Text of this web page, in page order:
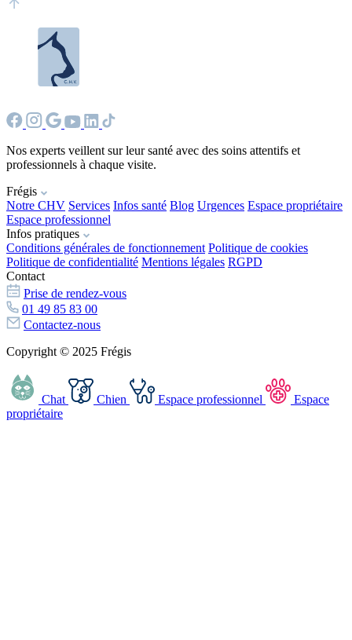
Nos experts veillent sur leur santé avec des soins attentifs et
professionnels à chaque visite.
Frégis
Notre CHV Services Infos santé Blog Urgences Espace propriétaire
Espace professionnel
Infos pratiques
Conditions générales de fonctionnement Politique de cookies
Politique de confidentialité Mentions légales RGPD
Contact
Prise de rendez-vous
01 49 85 83 00
Contactez-nous
Copyright © 2025 Frégis
Chat Chien Espace professionnel
Espace
propriétaire